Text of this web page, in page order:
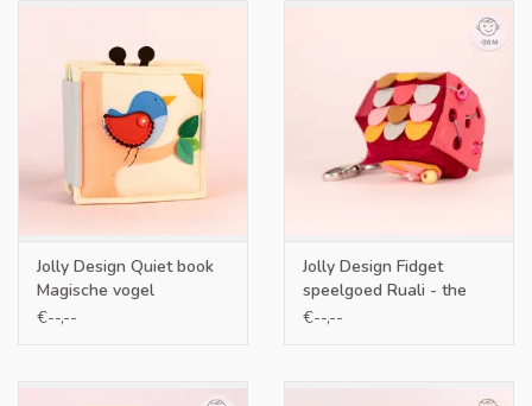
Jolly Design Quiet book
Magische vogel
€--,--
Jolly Design Fidget
speelgoed Ruali - the
gentle one
€--,--